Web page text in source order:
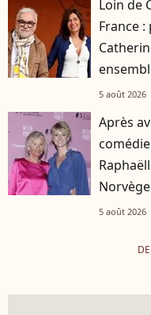
Loin de
France
5 août 2026
Après
Norvège
5 août 2026